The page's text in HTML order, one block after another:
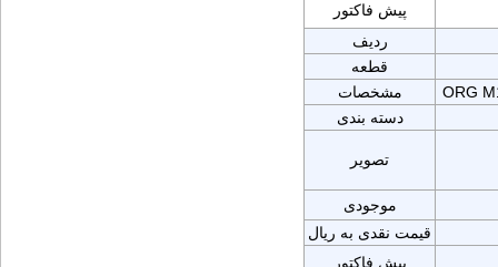
پیش فاکتور
ردیف
قطعه
مشخصات
ORG
دسته بندی
تصویر
موجودی
قیمت نقدی به ریال
پیش فاکتور